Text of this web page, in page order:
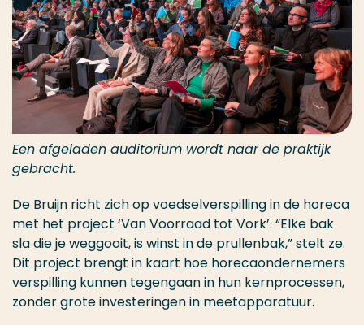
Een afgeladen auditorium wordt naar de praktijk
gebracht.
De Bruijn richt zich op voedselverspilling in de horeca
met het project ‘Van Voorraad tot Vork’. “Elke bak
sla die je weggooit, is winst in de prullenbak,” stelt ze.
Dit project brengt in kaart hoe horecaondernemers
verspilling kunnen tegengaan in hun kernprocessen,
zonder grote investeringen in meetapparatuur.